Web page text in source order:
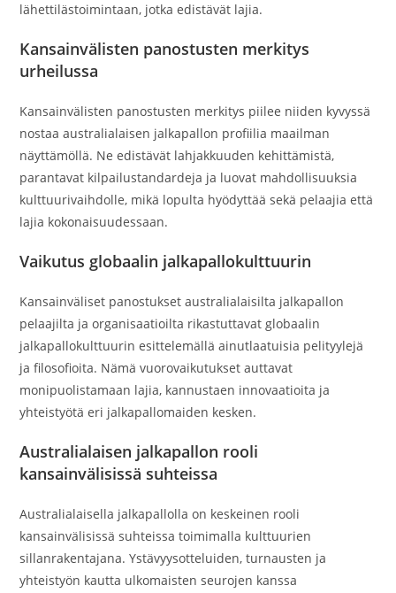
lähettilästoimintaan, jotka edistävät lajia.
Kansainvälisten panostusten merkitys
urheilussa
Kansainvälisten panostusten merkitys piilee niiden kyvyssä
nostaa australialaisen jalkapallon profiilia maailman
näyttämöllä. Ne edistävät lahjakkuuden kehittämistä,
parantavat kilpailustandardeja ja luovat mahdollisuuksia
kulttuurivaihdolle, mikä lopulta hyödyttää sekä pelaajia että
lajia kokonaisuudessaan.
Vaikutus globaalin jalkapallokulttuurin
Kansainväliset panostukset australialaisilta jalkapallon
pelaajilta ja organisaatioilta rikastuttavat globaalin
jalkapallokulttuurin esittelemällä ainutlaatuisia pelityylejä
ja filosofioita. Nämä vuorovaikutukset auttavat
monipuolistamaan lajia, kannustaen innovaatioita ja
yhteistyötä eri jalkapallomaiden kesken.
Australialaisen jalkapallon rooli
kansainvälisissä suhteissa
Australialaisella jalkapallolla on keskeinen rooli
kansainvälisissä suhteissa toimimalla kulttuurien
sillanrakentajana. Ystävyysotteluiden, turnausten ja
yhteistyön kautta ulkomaisten seurojen kanssa